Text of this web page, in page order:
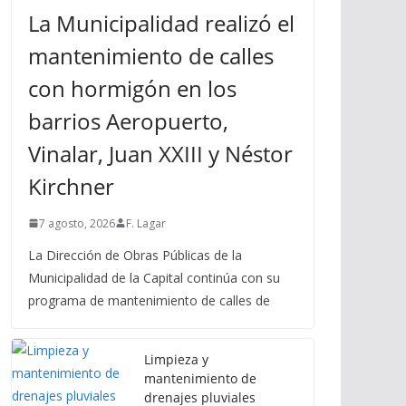
La Municipalidad realizó el
mantenimiento de calles
con hormigón en los
barrios Aeropuerto,
Vinalar, Juan XXIII y Néstor
Kirchner
7 agosto, 2026 F. Lagar
La Dirección de Obras Públicas de la
Municipalidad de la Capital continúa con su
programa de mantenimiento de calles de
Limpieza y
mantenimiento de
drenajes pluviales